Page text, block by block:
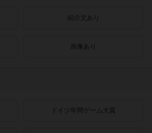
紹介文あり
画像あり
ドイツ年間ゲーム大賞